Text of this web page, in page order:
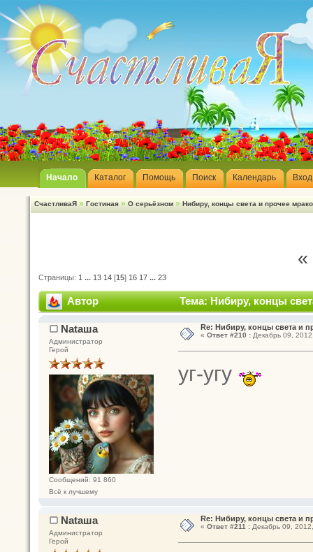
Начало Каталог Помощь Поиск Календарь Вход
СчастливаЯ » Гостиная » О серьёзном » Нибиру, концы света и прочее
Страницы: 1 ... 13 14 [15] 16 17 ... 23
Автор Тема: Нибиру, концы
Nataшa
Администратор
Герой
Сообщений: 91 860
Всё к лучшему
Re: Нибиру, концы света и
« Ответ #210 :Декабрь 09,
уг-угу
Nataшa
Администратор
Герой
Re: Нибиру, концы света и
« Ответ #211 :Декабрь 09,